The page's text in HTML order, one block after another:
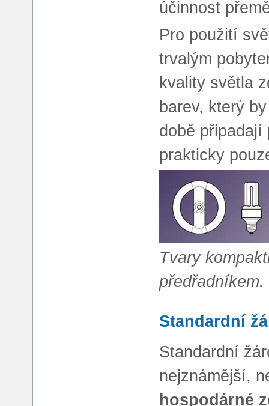
účinnost
Pro použití
trvalým
kvality světla
barev, který
době připadají
prakticky
Tvary
předřadníkem.
Standardní
Standardní
nejznámější,
hospodárné